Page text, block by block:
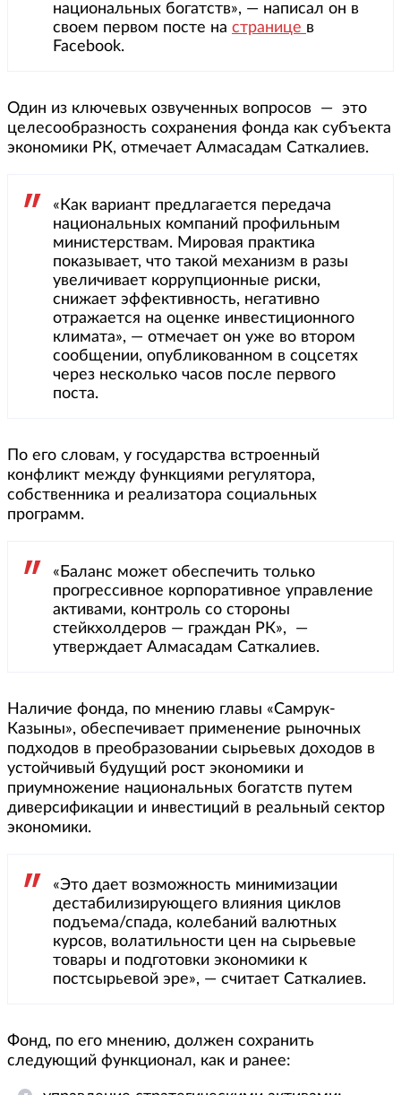
национальных богатств», — написал он в
своем первом посте на странице в
Facebook.
Один из ключевых озвученных вопросов — это
целесообразность сохранения фонда как субъекта
экономики РК, отмечает Алмасадам Саткалиев.
«Как вариант предлагается передача
национальных компаний профильным
министерствам. Мировая практика
показывает, что такой механизм в разы
увеличивает коррупционные риски,
снижает эффективность, негативно
отражается на оценке инвестиционного
климата», — отмечает он уже во втором
сообщении, опубликованном в соцсетях
через несколько часов после первого
поста.
По его словам, у государства встроенный
конфликт между функциями регулятора,
собственника и реализатора социальных
программ.
«Баланс может обеспечить только
прогрессивное корпоративное управление
активами, контроль со стороны
стейкхолдеров — граждан РК», —
утверждает Алмасадам Саткалиев.
Наличие фонда, по мнению главы «Самрук-
Казыны», обеспечивает применение рыночных
подходов в преобразовании сырьевых доходов в
устойчивый будущий рост экономики и
приумножение национальных богатств путем
диверсификации и инвестиций в реальный сектор
экономики.
«Это дает возможность минимизации
дестабилизирующего влияния циклов
подъема/спада, колебаний валютных
курсов, волатильности цен на сырьевые
товары и подготовки экономики к
постсырьевой эре», — считает Саткалиев.
Фонд, по его мнению, должен сохранить
следующий функционал, как и ранее: